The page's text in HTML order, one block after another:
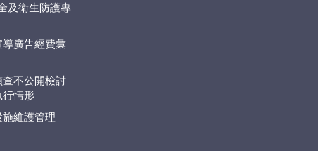
及衛生防護專
導廣告經費彙
查不公開檢討
行情形
施維護管理